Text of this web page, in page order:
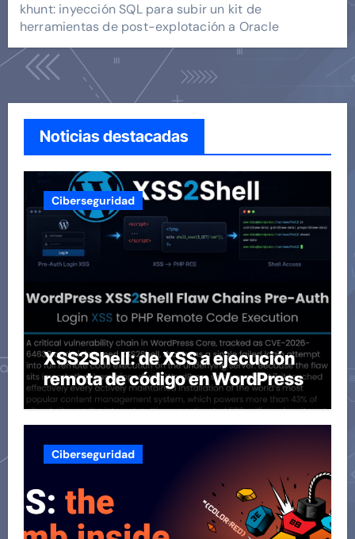
khunt: inyección SQL para subir un kit de
herramientas de post-explotación a Oracle
Noticias destacadas
Ciberseguridad
XSS2Shell: de XSS a ejecución
remota de código en WordPress
Ciberseguridad